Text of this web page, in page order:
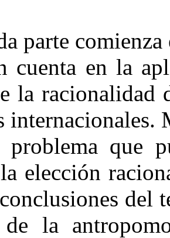
parte
cuenta en la
la racionalidad
internacionales.
que
elección
del
de la